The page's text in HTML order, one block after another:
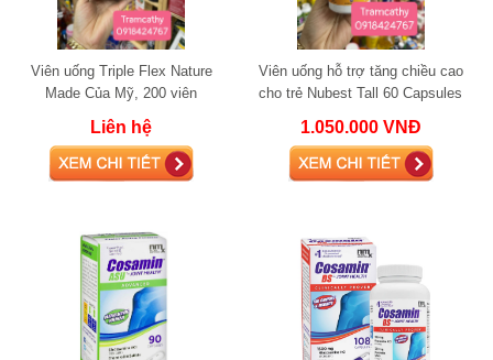
Viên uống Triple Flex Nature
Made Của Mỹ, 200 viên
Liên hệ
Viên uống hỗ trợ tăng chiều cao
cho trẻ Nubest Tall 60 Capsules
1.050.000 VNĐ